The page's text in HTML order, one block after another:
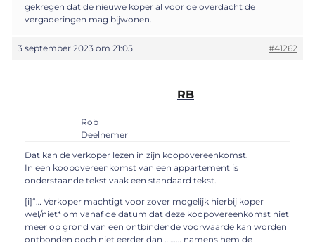
gekregen dat de nieuwe koper al voor de overdacht de
vergaderingen mag bijwonen.
3 september 2023 om 21:05 #41262
RB
Rob
Deelnemer
Dat kan de verkoper lezen in zijn koopovereenkomst.
In een koopovereenkomst van een appartement is
onderstaande tekst vaak een standaard tekst.
[i]“… Verkoper machtigt voor zover mogelijk hierbij koper
wel/niet* om vanaf de datum dat deze koopovereenkomst niet
meer op grond van een ontbindende voorwaarde kan worden
ontbonden doch niet eerder dan ……… namens hem de